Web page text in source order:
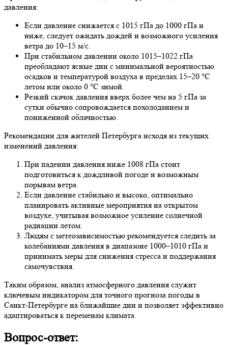
давления:
Если давление снижается с 1015 гПа до 1000 гПа и
ниже, следует ожидать дождей и возможного усиления
ветра до 10–15 м/с.
При стабильном давлении около 1015–1022 гПа
преобладают ясные дни с минимальной вероятностью
осадков и температурой воздуха в пределах 15–20 °C
летом или около 0 °C зимой.
Резкий скачок давления вверх более чем на 5 гПа за
сутки обычно сопровождается похолоданием и
пониженной облачностью.
Рекомендации для жителей Петербурга исходя из текущих
изменений давления:
При падении давления ниже 1008 гПа стоит
подготовиться к дождливой погоде и возможным
порывам ветра.
Если давление стабильно и высоко, оптимально
планировать активные мероприятия на открытом
воздухе, учитывая возможное усиление солнечной
радиации летом.
Людям с метеозависимостью рекомендуется следить за
колебаниями давления в диапазоне 1000–1010 гПа и
принимать меры для снижения стресса и поддержания
самочувствия.
Таким образом, анализ атмосферного давления служит
ключевым индикатором для точного прогноза погоды в
Санкт-Петербурге на ближайшие дни и позволяет эффективно
адаптироваться к переменам климата.
Вопрос-ответ: